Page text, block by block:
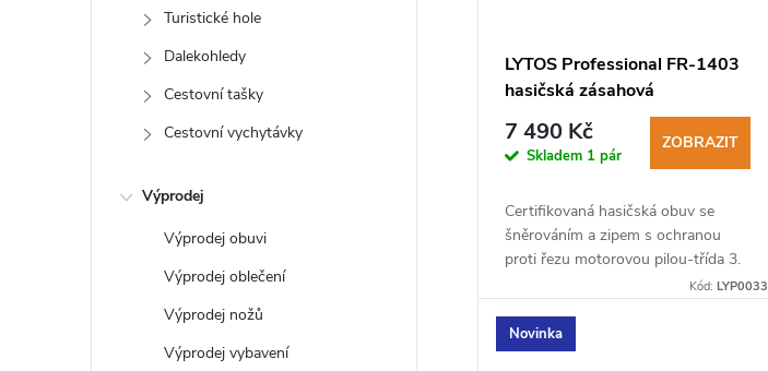
Turistické hole
Dalekohledy
Cestovní tašky
Cestovní vychytávky
Výprodej
Výprodej obuvi
Výprodej oblečení
Výprodej nožů
Výprodej vybavení
LYTOS Professional FR-1403
hasičská zásahová
protipořezová obuv třídy 3
7 490 Kč
Skladem 1 pár
ZOBRAZIT
Certifikovaná hasičská obuv se
šněrováním a zipem s ochranou
proti řezu motorovou pilou-třída 3.
Bota splňuje nové požadavky norem
Kód:LYP0033
Novinka